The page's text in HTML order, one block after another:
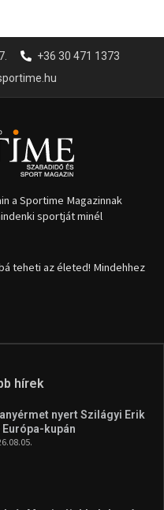
+36 30 471 1373
a Sportime Magazinnak
sportját minél
teheti az életed! Mindehhez
hírek
nyert Szilágyi Erik
Európa-kupán